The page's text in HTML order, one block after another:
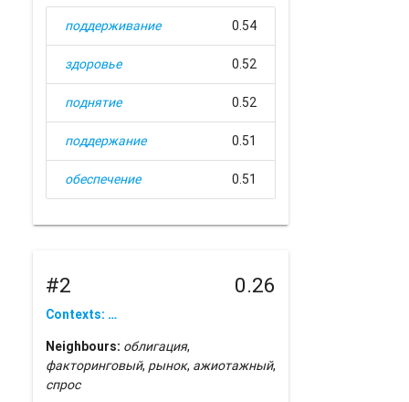
поддерживание 0.54
здоровье 0.52
поднятие 0.52
поддержание 0.51
обеспечение 0.51
#2 0.26
Contexts: …
Neighbours: облигация,
факторинговый, рынок, ажиотажный,
спрос